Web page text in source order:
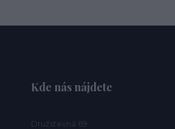
Kde nás nájdete
Družstevná 69